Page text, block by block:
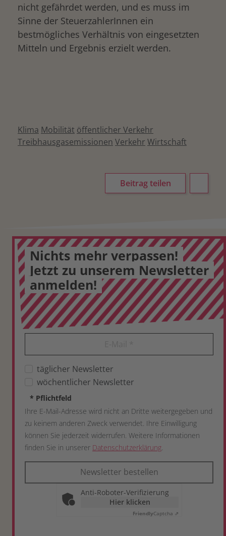
nicht gefährdet werden, und es muss im
Sinne der SteuerzahlerInnen ein
bestmögliches Verhältnis von eingesetzten
Mitteln und Ergebnis erzielt werden.
Klima Mobilität öffentlicher Verkehr
Treibhausgasemissionen Verkehr Wirtschaft
Beitrag teilen
Nichts mehr verpassen!
Jetzt zu unserem Newsletter
anmelden!
täglicher Newsletter
wöchentlicher Newsletter
* Pflichtfeld
Ihre E-Mail-Adresse wird nicht an Dritte weitergegeben und
zu keinem anderen Zweck verwendet. Ihre Einwilligung
können Sie jederzeit widerrufen. Weitere Informationen
finden Sie in unserer Datenschutzerklärung
Newsletter bestellen
Anti-Roboter-Verifizierung
Hier klicken
FriendlyCaptcha ⇗